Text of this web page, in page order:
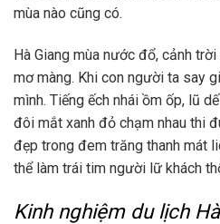
mùa nào cũng có.
Hà Giang mùa nước đổ, cảnh
mơ màng. Khi con người ta say
mình. Tiếng ếch nhái ồm ốp, lũ
đôi mắt xanh đỏ chạm nhau thi
đẹp trong đem trăng thanh mát
thể làm trái tim người lữ khách
Kinh nghiệm du lịch